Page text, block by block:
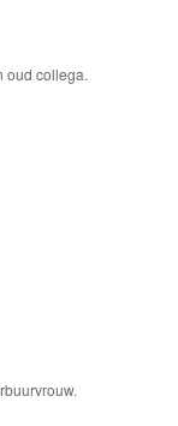
oud collega.